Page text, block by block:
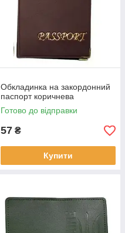
Обкладинка на закордонний
паспорт коричнева
Готово до відправки
57 ₴
Купити